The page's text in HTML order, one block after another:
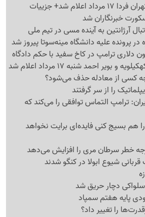
شد+ جزییات
خبرنگاران شد
آرژانتین به آینده مسی در تیم ملی
پرونده علیه دانشگاه مینه‌سوتا پیروز شد
بویر احمد شنبه 17 مرداد اعلام شد
کسی از معادله حذف می‌شود؟
را از سر گرفتند
ترامپ التماس توافقی را می‌کند که
هم بسیج کنی فایده‌ای برایت نخواهد
دچار حریق شد
پایه هفتم سمپاد
را تغییر داد؟